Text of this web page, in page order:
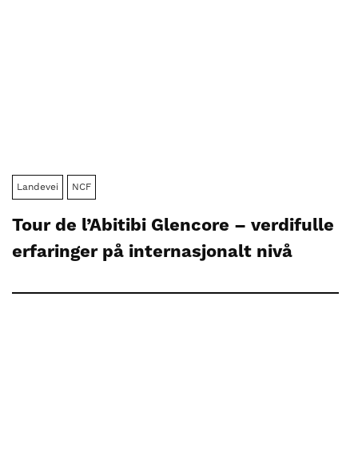
Landevei NCF
Tour de l’Abitibi Glencore – verdifulle
erfaringer på internasjonalt nivå